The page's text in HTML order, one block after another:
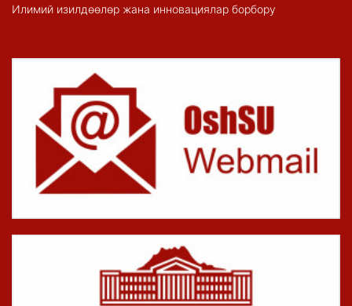
Илимий изилдөөлөр жана инновациялар борбору